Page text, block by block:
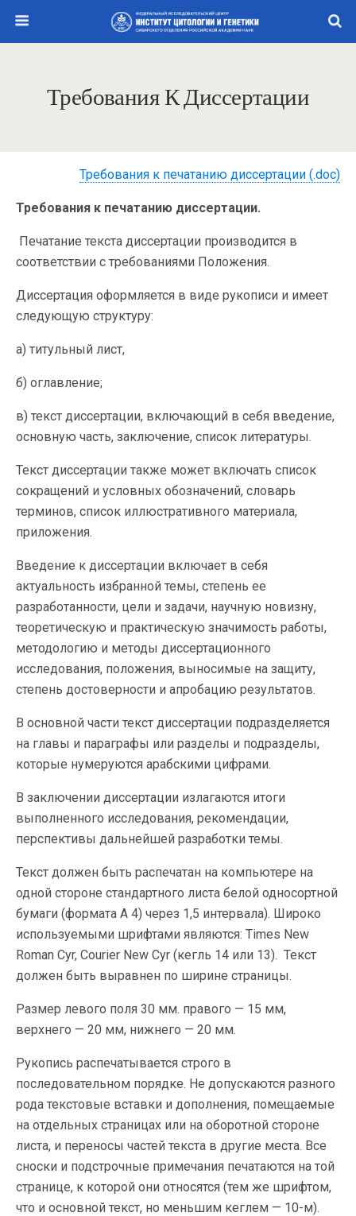
Требования К Диссертации
Требования к печатанию диссертации (.doc)
Требования к печатанию диссертации.
Печатание текста диссертации производится в
соответствии с требованиями Положения.
Диссертация оформляется в виде рукописи и имеет
следующую структуру:
а) титульный лист,
б) оглавление;
в) текст диссертации, включающий в себя введение,
основную часть, заключение, список литературы.
Текст диссертации также может включать список
сокращений и условных обозначений, словарь
терминов, список иллюстративного материала,
приложения.
Введение к диссертации включает в себя
актуальность избранной темы, степень ее
разработанности, цели и задачи, научную новизну,
теоретическую и практическую значимость работы,
методологию и методы диссертационного
исследования, положения, выносимые на защиту,
степень достоверности и апробацию результатов.
В основной части текст диссертации подразделяется
на главы и параграфы или разделы и подразделы,
которые нумеруются арабскими цифрами.
В заключении диссертации излагаются итоги
выполненного исследования, рекомендации,
перспективы дальнейшей разработки темы.
Текст должен быть распечатан на компьютере на
одной стороне стандартного листа белой односортной
бумаги (формата А 4) через 1,5 интервала). Широко
используемыми шрифтами являются: Times New
Roman Cyr, Courier New Cyr (кегль 14 или 13). Текст
должен быть выравнен по ширине страницы.
Размер левого поля 30 мм. правого — 15 мм,
верхнего — 20 мм, нижнего — 20 мм.
Рукопись распечатывается строго в
последовательном порядке. Не допускаются разного
рода текстовые вставки и дополнения, помещаемые
на отдельных страницах или на оборотной стороне
листа, и переносы частей текста в другие места. Все
сноски и подстрочные примечания печатаются на той
странице, к которой они относятся (тем же шрифтом,
что и основной текст, но меньшим кеглем — 10-м).